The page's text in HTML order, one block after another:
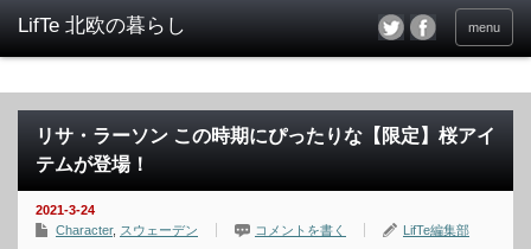
menu
リサ・ラーソン この時期にぴったりな【限定】桜アイ
テムが登場！
2021-3-24
Character, スウェーデン コメントを書く LifTe編集部